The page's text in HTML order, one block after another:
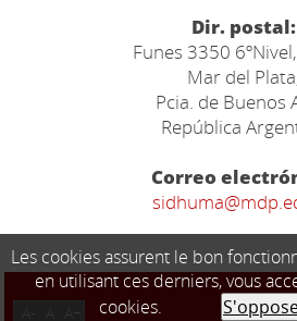
Dir. postal:
Funes 3350
Mar del
Pcia. de Buenos
República
Correo
Les cookies assurent le bon
en utilisant ces derniers, vous
cookies.